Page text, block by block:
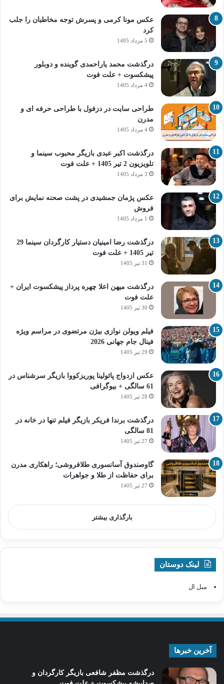
عکس مونا کرمی و پسرش توجه مخاطبان را جلب
کرد
5 مرداد 1405
درگذشت محمد یاراحمدی گوینده و دوبلور
پیشکسوت + علت فوت
4 مرداد 1405
طراحی سایت در دزفول با طراحی حرفه‌ ای و
مدرن
4 مرداد 1405
درگذشت اکبر عبدی بازیگر محبوب سینما و
تلویزیون 2 تیر 1405 + علت فوت
3 مرداد 1405
عکس پژمان جمشیدی در پشت صحنه نمایش برای
فروش
1 مرداد 1405
درگذشت رضا امینیان دستیار کارگردان سینما 29
تیر 1405 + علت فوت
31 تیر 1405
درگذشت میهن اعلا چهره پرداز پیشکسوت ایران +
علت فوت
30 تیر 1405
فیلم ویولن نوازی بیژن مرتضوی در مراسم ویژه
فینال جام جهانی 2026
29 تیر 1405
عکس ازدواج پائولینا پوریزکووا بازیگر سرشناس در
61 سالگی + بیوگرافی
28 تیر 1405
درگذشت برندا فریکر بازیگر فیلم تنها در خانه در
81 سالگی
27 تیر 1405
گاوصندوق آسانسوری طلافروشی؛ راهکاری مدرن
برای حفاظت از طلا و جواهرات
27 تیر 1405
بارگذاری بیشتر
لینک دوستان
مبل ال
آخرین خبرها
درگذشت مظفر شافعی بازیگر کارگردان و